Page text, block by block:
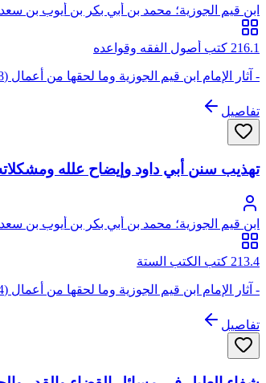
ابن قيم الجوزية؛ محمد بن أبي بكر بن أيوب بن
216.1 كتب أصول الفقه وقواعده
- آثار الإمام ابن قيم الجوزية وما لحقها من أعمال (28) - إشراف الشيخ: بكر أبو زيد - هذه الكتاب ممسوح ضوئيا ولكنه قابل للبحث والنسخ
تفاصيل
تهذيب سنن أبي داود وإيضاح علله
ابن قيم الجوزية؛ محمد بن أبي بكر بن أيوب بن
213.4 كتب الكتب الستة
- آثار الإمام ابن قيم الجوزية وما لحقها من أعمال (34)
تفاصيل